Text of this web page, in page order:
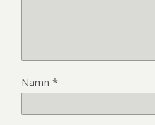
Namn *